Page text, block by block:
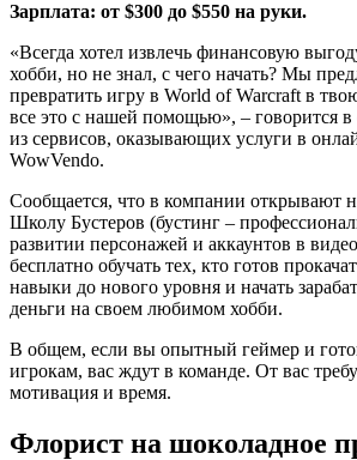
Зарплата: от $300 до $550 на руки.
«Всегда хотел извлечь финансовую
хобби, но не знал, с чего начать? Мы
превратить игру в World of Warcraft в
все это с нашей помощью», – говорится
из сервисов, оказывающих услуги в
WowVendo.
Сообщается, что в компании открывают
Школу Бустеров (бустинг –
развитии персонажей и аккаунтов в
бесплатно обучать тех, кто готов
навыки до нового уровня и начать
деньги на своем любимом хобби.
В общем, если вы опытный геймер и
игрокам, вас ждут в команде. От вас
мотивация и время.
Флорист на шоколадное